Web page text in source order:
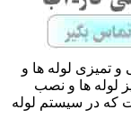
تمیزی لوله ها و
لوله ها و نصب
که در سیستم لوله